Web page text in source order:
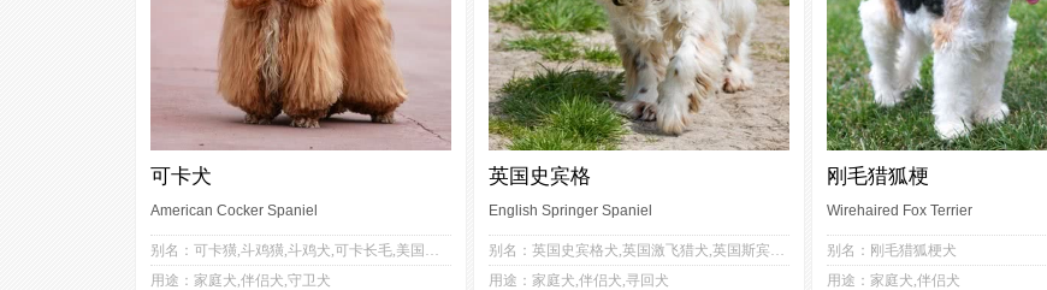
可卡犬
American Cocker Spaniel
别名：可卡獚,斗鸡獚,斗鸡犬,可卡长毛,美国可卡犬,美卡,美国可卡,可卡猎鹬犬,美国曲架犬
用途：家庭犬,伴侣犬,守卫犬
5 4
1
英国史宾格
English Springer Spaniel
别名：英国史宾格犬,英国激飞猎犬,英国斯宾格猎犬,史宾格,英国跳猎犬
用途：家庭犬,伴侣犬,寻回犬
4 3
1
刚毛猎狐梗
Wirehaired Fox Terrier
别名：刚毛猎狐梗犬
用途：家庭犬,伴侣犬
2
1